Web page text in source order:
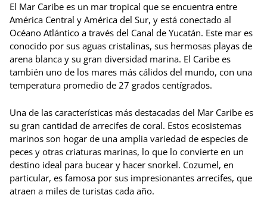
El Mar Caribe es un mar tropical que se encuentra entre
América Central y América del Sur, y está conectado al
Océano Atlántico a través del Canal de Yucatán. Este mar es
conocido por sus aguas cristalinas, sus hermosas playas de
arena blanca y su gran diversidad marina. El Caribe es
también uno de los mares más cálidos del mundo, con una
temperatura promedio de 27 grados centígrados.
Una de las características más destacadas del Mar Caribe es
su gran cantidad de arrecifes de coral. Estos ecosistemas
marinos son hogar de una amplia variedad de especies de
peces y otras criaturas marinas, lo que lo convierte en un
destino ideal para bucear y hacer snorkel. Cozumel, en
particular, es famosa por sus impresionantes arrecifes, que
atraen a miles de turistas cada año.